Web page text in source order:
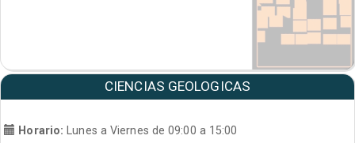
CIENCIAS GEOLOGICAS
Horario: Lunes a Viernes de 09:00 a 15:00